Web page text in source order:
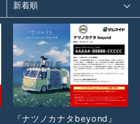
『ナツノカナタbeyond』